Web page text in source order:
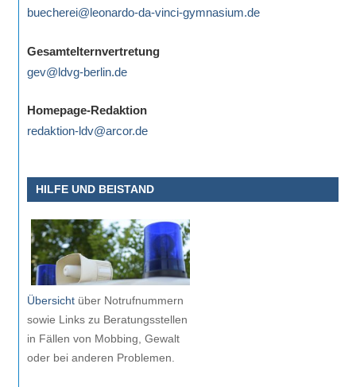
buecherei@leonardo-da-vinci-gymnasium.de
Gesamtelternvertretung
gev@ldvg-berlin.de
Homepage-Redaktion
redaktion-ldv@arcor.de
HILFE UND BEISTAND
Übersichtüber Notrufnummern
sowie Links zu Beratungsstellen
in Fällen von Mobbing, Gewalt
oder bei anderen Problemen.